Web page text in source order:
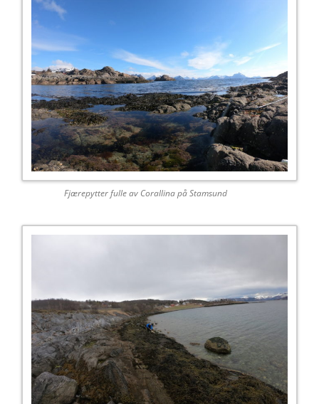
Fjærepytter fulle av Corallina på Stamsund